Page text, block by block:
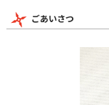
ごあいさつ